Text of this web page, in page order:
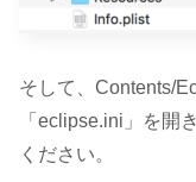
そして、Contents/
「eclipse.ini」を開
ください。